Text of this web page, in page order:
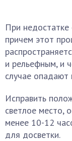
При
причем этот
и рельефным, и
случае опадают
Исправить
светлое место,
менее 10-12
для досветки.